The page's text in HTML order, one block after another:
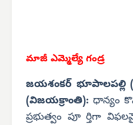
మాజీ ఎమ్మెల్యే గండ్ర
జయశంకర్
(విజయక్రాంతి): ధాన్యం
ప్రభుత్వం పూ ర్తిగా